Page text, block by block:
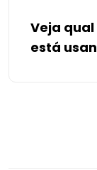
Veja
está